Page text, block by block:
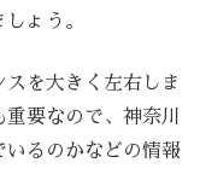
ょう。
を大きく左右しま
要なので、神奈川
いるのかなどの情報